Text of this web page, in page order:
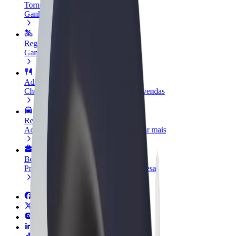
Torne-se motorista
Ganhe dinheiro quando quiser
Registe a sua frota de estafetas
Ganhe dinheiro a entregar refeições
Adicione um restaurante ou loja
Chegue a mais clientes e aumente as vendas
Registe-se como gestor de frota
Adicione a sua frota à Bolt para ganhar mais
Bolt for Business
Produtos da Bolt ajustados à sua empresa